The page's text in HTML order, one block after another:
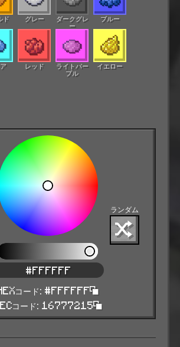
ド グレー ダークグレ
ー
ブルー
レッド ライトパー
プル
イエロー
#FFFFFF
コード: #FFFFFF
コード: 16777215
ランダム